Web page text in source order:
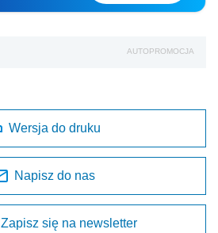
AUTOPROMOCJA
Wersja do druku
Napisz do nas
Zapisz się na newsletter